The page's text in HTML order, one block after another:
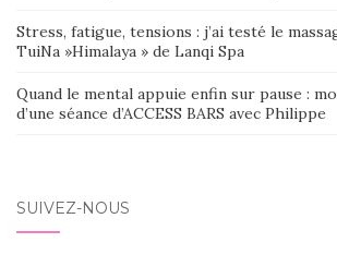
Stress, fatigue, tensions : j’ai testé le
TuiNa »Himalaya » de Lanqi Spa
Quand le mental appuie enfin sur pause :
d’une séance d’ACCESS BARS avec Philippe
SUIVEZ-NOUS